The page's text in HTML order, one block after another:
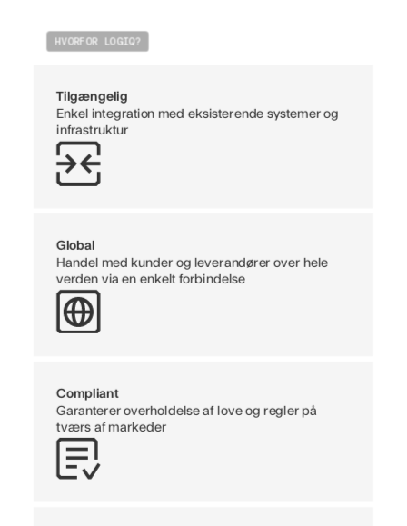
HVORFOR LOGIQ?
Tilgængelig
Enkel integration med eksisterende systemer og
infrastruktur
Global
Handel med kunder og leverandører over hele
verden via en enkelt forbindelse
Compliant
Garanterer overholdelse af love og regler på
tværs af markeder